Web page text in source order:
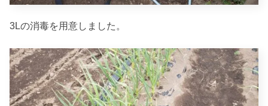
3Lの消毒を用意しました。